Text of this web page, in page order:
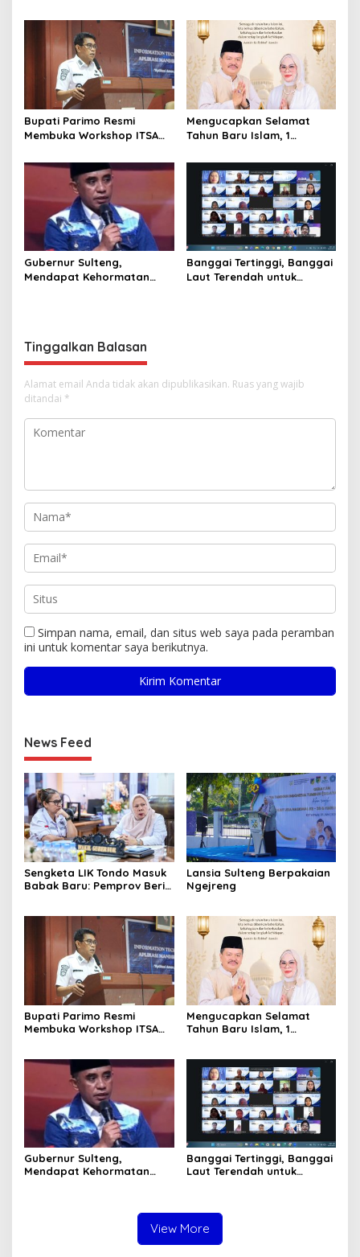
Mediasi dengan Warga
Bupati Parimo Resmi
Membuka Workshop ITSA
Pemda 2026
Mengucapkan Selamat
Tahun Baru Islam, 1
Gubernur Sulteng,
Mendapat Kehormatan
Banggai Tertinggi, Banggai
Laut Terendah untuk
Tinggalkan Balasan
Alamat email Anda tidak akan dipublikasikan. Ruas yang wajib
ditandai *
Simpan nama, email, dan situs web saya pada peramban
ini untuk komentar saya berikutnya.
News Feed
Sengketa LIK Tondo Masuk
Babak Baru: Pemprov Beri
Lansia Sulteng Berpakaian
Ngejreng
Bupati Parimo Resmi
Membuka Workshop ITSA
Mengucapkan Selamat
Tahun Baru Islam, 1
Gubernur Sulteng,
Mendapat Kehormatan
Banggai Tertinggi, Banggai
Laut Terendah untuk
View More